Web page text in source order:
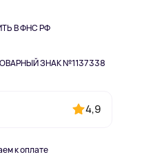
В ФНС РФ
ЗНАК №1137338
4,9
к оплате